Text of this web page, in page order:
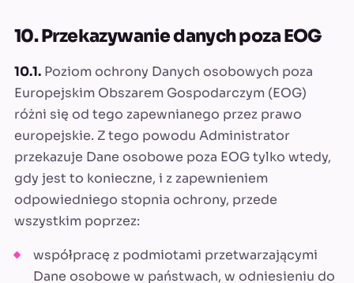
10. Przekazywanie danych poza EOG
10.1. Poziom ochrony Danych osobowych poza
Europejskim Obszarem Gospodarczym (EOG)
różni się od tego zapewnianego przez prawo
europejskie. Z tego powodu Administrator
przekazuje Dane osobowe poza EOG tylko wtedy,
gdy jest to konieczne, i z zapewnieniem
odpowiedniego stopnia ochrony, przede
wszystkim poprzez:
współpracę z podmiotami przetwarzającymi
Dane osobowe w państwach, w odniesieniu do